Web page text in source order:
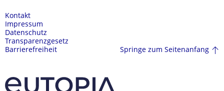
Kontakt
Impressum
Datenschutz
Transparenzgesetz
Barrierefreiheit
Springe zum Seitenanfang